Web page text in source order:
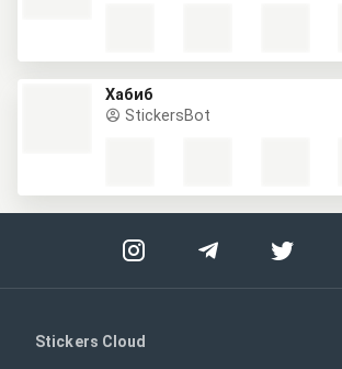
Хабиб
StickersBot
Stickers Cloud